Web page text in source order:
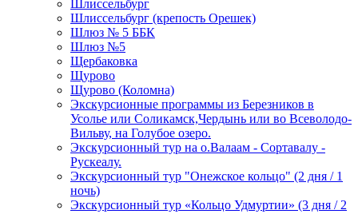
Шлиссельбург
Шлиссельбург (крепость Орешек)
Шлюз № 5 ББК
Шлюз №5
Щербаковка
Щурово
Щурово (Коломна)
Экскурсионные программы из Березников в
Усолье или Соликамск,Чердынь или во Всеволодо-
Вильву, на Голубое озеро.
Экскурсионный тур на о.Валаам - Сортавалу -
Рускеалу.
Экскурсионный тур "Онежское кольцо" (2 дня / 1
ночь)
Экскурсионный тур «Кольцо Удмуртии» (3 дня / 2